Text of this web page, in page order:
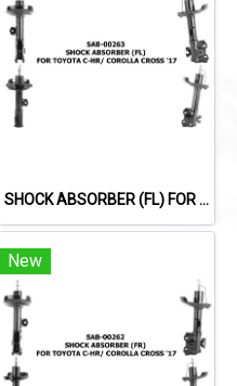
SHOCK ABSORBER (FL) FOR TOYOTA C-HR/ COROLLA CROSS '17
New